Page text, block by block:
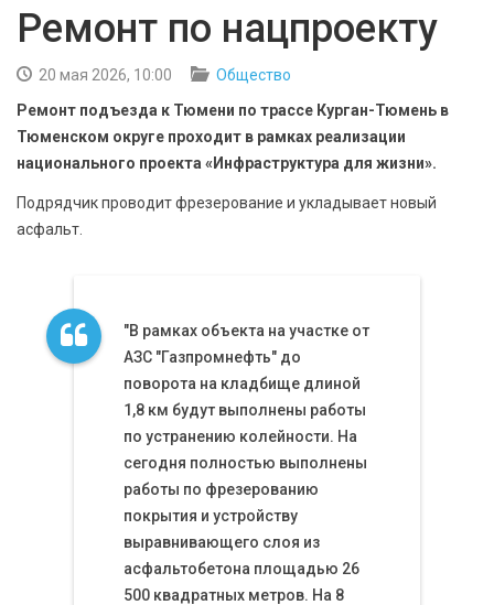
Ремонт по нацпроекту
20 мая 2026, 10:00
Общество
Ремонт подъезда к Тюмени по трассе Курган-Тюмень в
Тюменском округе проходит в рамках реализации
национального проекта «Инфраструктура для жизни».
Подрядчик проводит фрезерование и укладывает новый
асфальт.
"В рамках объекта на участке от
АЗС "Газпромнефть" до
поворота на кладбище длиной
1,8 км будут выполнены работы
по устранению колейности. На
сегодня полностью выполнены
работы по фрезерованию
покрытия и устройству
выравнивающего слоя из
асфальтобетона площадью 26
500 квадратных метров. На 8